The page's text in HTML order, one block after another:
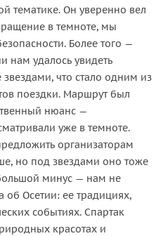
тематике. Он уверенно вел
в темноте, мы
Более того —
нам удалось увидеть
что стало одним из
поездки. Маршрут был
нюанс —
уже в темноте.
организаторам
но под звездами оно тоже
минус — нам не
об Осетии: ее традициях,
событиях. Спартак
красотах и